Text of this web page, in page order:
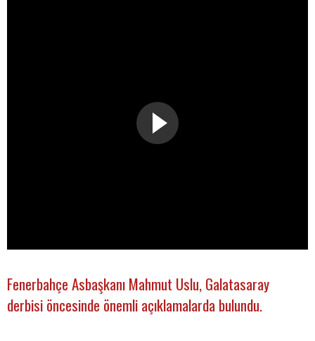
Fenerbahçe Asbaşkanı Mahmut Uslu, Galatasaray
derbisi öncesinde önemli açıklamalarda bulundu.